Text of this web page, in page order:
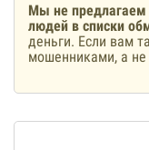
Мы не предлагаем
людей в списки
деньги. Если вам
мошенниками, а не